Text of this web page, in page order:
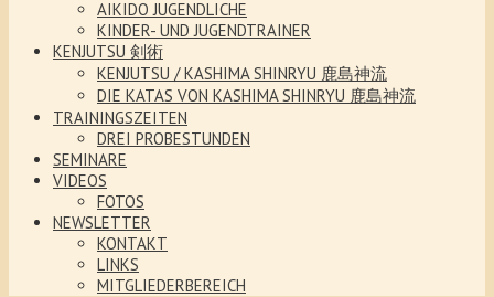
AIKIDO JUGENDLICHE
KINDER- UND JUGENDTRAINER
KENJUTSU 剣術
KENJUTSU / KASHIMA SHINRYU 鹿島神流
DIE KATAS VON KASHIMA SHINRYU 鹿島神流
TRAININGSZEITEN
DREI PROBESTUNDEN
SEMINARE
VIDEOS
FOTOS
NEWSLETTER
KONTAKT
LINKS
MITGLIEDERBEREICH